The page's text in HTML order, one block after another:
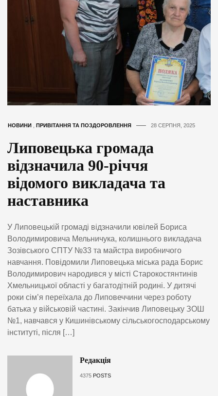
НОВИНИ , ПРИВІТАННЯ ТА ПОЗДОРОВЛЕННЯ 28 СЕРПНЯ, 2025
Липовецька громада
відзначила 90-річчя
відомого викладача та
наставника
У Липовецькій громаді відзначили ювілей Бориса
Володимировича Мельничука, колишнього викладача
Зозівського СПТУ №33 та майстра виробничого
навчання. Повідомили Липовецька міська рада Борис
Володимирович народився у місті Старокостянтинів
Хмельницької області у багатодітній родині. У дитячі
роки сім’я переїхала до Липовеччини через роботу
батька у військовій частині. Закінчив Липовецьку ЗОШ
№1, навчався у Кишинівському сільськогосподарському
інституті, після […]
Редакція
4375 POSTS